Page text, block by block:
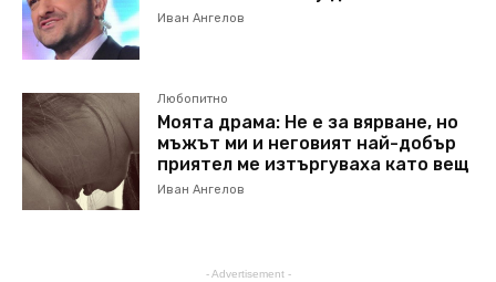
Иван Ангелов
Любопитно
Моята драма: Не е за вярване, но
мъжът ми и неговият най-добър
приятел ме изтъргуваха като вещ
Иван Ангелов
- Advertisement -